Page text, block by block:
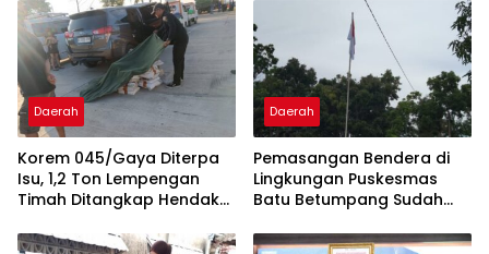
Daerah
Korem 045/Gaya Diterpa
Isu, 1,2 Ton Lempengan
Timah Ditangkap Hendak
Daerah
Pemasangan Bendera di
Lingkungan Puskesmas
Batu Betumpang Sudah